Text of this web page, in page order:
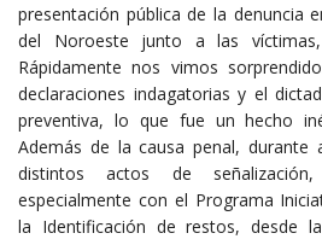
presentación pública de la denuncia
del Noroeste junto a las
Rápidamente nos vimos
declaraciones indagatorias y el
preventiva, lo que fue un hecho
Además de la causa penal, durante
distintos actos de
especialmente con el Programa
la Identificación de restos, desde